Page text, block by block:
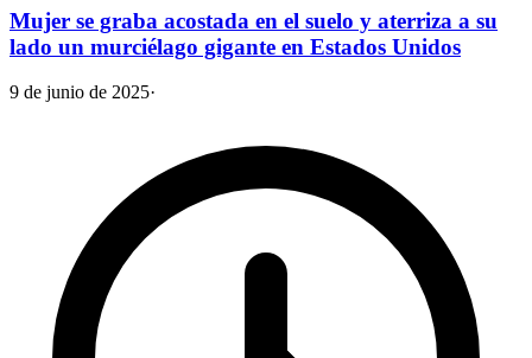
Mujer se graba acostada en el suelo y aterriza a su
lado un murciélago gigante en Estados Unidos
9 de junio de 2025·